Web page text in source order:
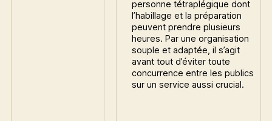
personne tétraplégique dont
l’habillage et la préparation
peuvent prendre plusieurs
heures. Par une organisation
souple et adaptée, il s’agit
avant tout d’éviter toute
concurrence entre les publics
sur un service aussi crucial.